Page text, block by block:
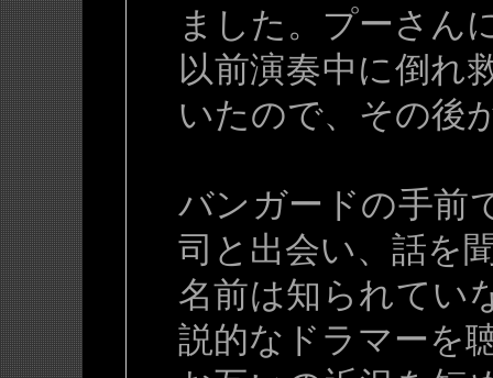
ました。プーさん
以前演奏中に倒れ
いたので、その後
バンガードの手
司と出会い、話を
名前は知られてい
説的なドラマーを